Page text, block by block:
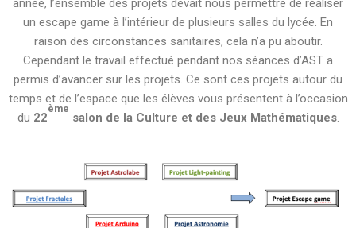
année, l’ensemble des projets devait nous permettre de réaliser
un escape game à l’intérieur de plusieurs salles du lycée. En
raison des circonstances sanitaires, cela n’a pu aboutir.
Cependant le travail effectué pendant nos séances d’AST a
permis d’avancer sur les projets. Ce sont ces projets autour du
temps et de l’espace que les élèves vous présentent à l’occasion
du 22
ème
salon de la Culture et des Jeux Mathématiques.